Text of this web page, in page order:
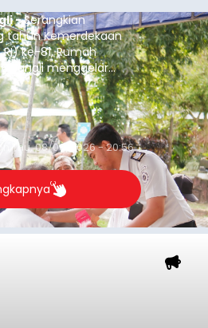
-Serangkian
tahun Kemerdekaan
ke-81, Rumah
Bangli menggelar
gratis, Rabu
Thu, 08/06/2026 - 20:56